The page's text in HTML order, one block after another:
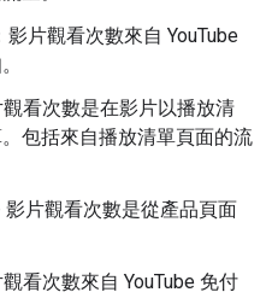
影片觀看次數來自 YouTube
看次數是在影片以播放清
包括來自播放清單頁面的流
影片觀看次數是從產品頁面
看次數來自 YouTube 免付